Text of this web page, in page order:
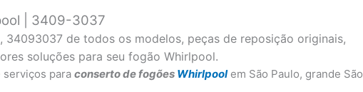
| 3409-3037
34093037 de todos os modelos, peças de reposição originais,
soluções para seu fogão Whirlpool.
serviços para conserto de fogões Whirlpoolem São Paulo, grande São